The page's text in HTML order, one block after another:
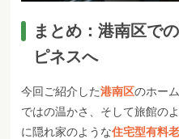
まとめ：港南区で
ピネスへ
今回ご紹介した港南区のホー
ではの温かさ、そして旅館の
に隠れ家のような住宅型有料